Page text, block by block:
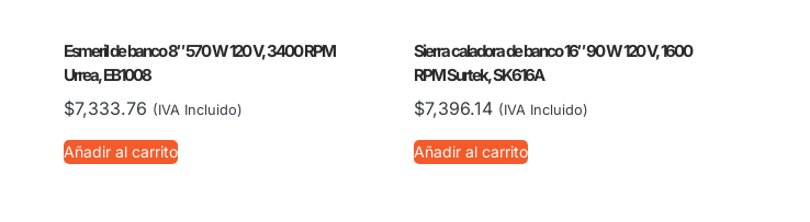
Esmeril de banco 8″ 570 W 120 V, 3400 RPM
Urrea, EB1008
$7,333.76 (IVA Incluido)
Añadir al carrito
Sierra caladora de banco 16″ 90 W 120 V, 1600
RPM Surtek, SK616A
$7,396.14 (IVA Incluido)
Añadir al carrito